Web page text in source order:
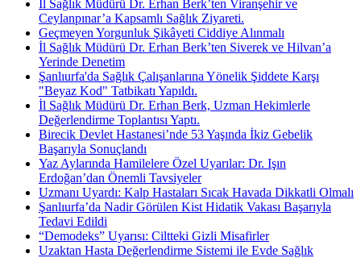
İl Sağlık Müdürü Dr. Erhan Berk’ten Viranşehir ve
Ceylanpınar’a Kapsamlı Sağlık Ziyareti.
Geçmeyen Yorgunluk Şikâyeti Ciddiye Alınmalı
İl Sağlık Müdürü Dr. Erhan Berk’ten Siverek ve Hilvan’a
Yerinde Denetim
Şanlıurfa'da Sağlık Çalışanlarına Yönelik Şiddete Karşı
"Beyaz Kod" Tatbikatı Yapıldı.
İl Sağlık Müdürü Dr. Erhan Berk, Uzman Hekimlerle
Değerlendirme Toplantısı Yaptı.
Birecik Devlet Hastanesi’nde 53 Yaşında İkiz Gebelik
Başarıyla Sonuçlandı
Yaz Aylarında Hamilelere Özel Uyarılar: Dr. Işın
Erdoğan’dan Önemli Tavsiyeler
Uzmanı Uyardı: Kalp Hastaları Sıcak Havada Dikkatli Olmalı
Şanlıurfa’da Nadir Görülen Kist Hidatik Vakası Başarıyla
Tedavi Edildi
“Demodeks” Uyarısı: Ciltteki Gizli Misafirler
Uzaktan Hasta Değerlendirme Sistemi ile Evde Sağlık